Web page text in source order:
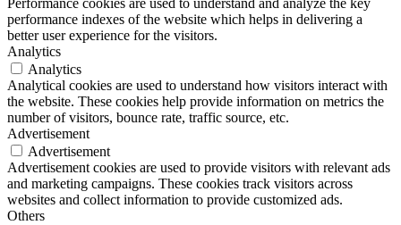
Performance cookies are used to understand and analyze the key
performance indexes of the website which helps in delivering a
better user experience for the visitors.
Analytics
Analytics
Analytical cookies are used to understand how visitors interact with
the website. These cookies help provide information on metrics the
number of visitors, bounce rate, traffic source, etc.
Advertisement
Advertisement
Advertisement cookies are used to provide visitors with relevant ads
and marketing campaigns. These cookies track visitors across
websites and collect information to provide customized ads.
Others